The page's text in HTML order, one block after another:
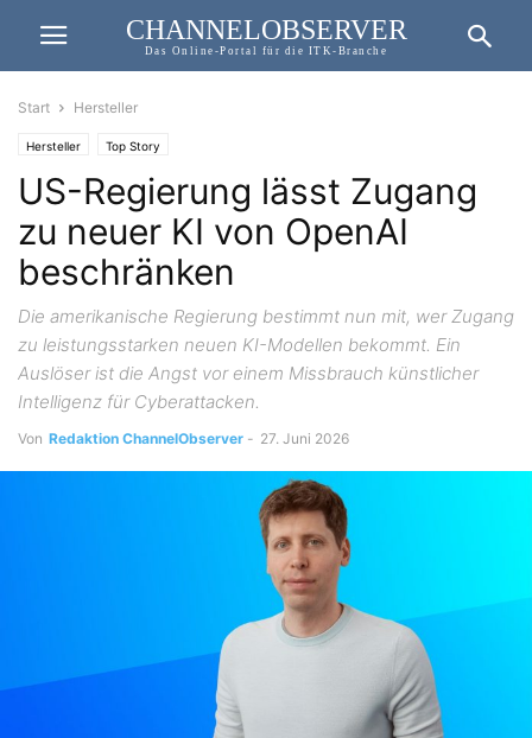
CHANNELOBSERVER
Das Online-Portal für die ITK-Branche
Start Hersteller
Hersteller Top Story
US-Regierung lässt Zugang
zu neuer KI von OpenAI
beschränken
Die amerikanische Regierung bestimmt nun mit, wer Zugang
zu leistungsstarken neuen KI-Modellen bekommt. Ein
Auslöser ist die Angst vor einem Missbrauch künstlicher
Intelligenz für Cyberattacken.
Von Redaktion ChannelObserver - 27. Juni 2026